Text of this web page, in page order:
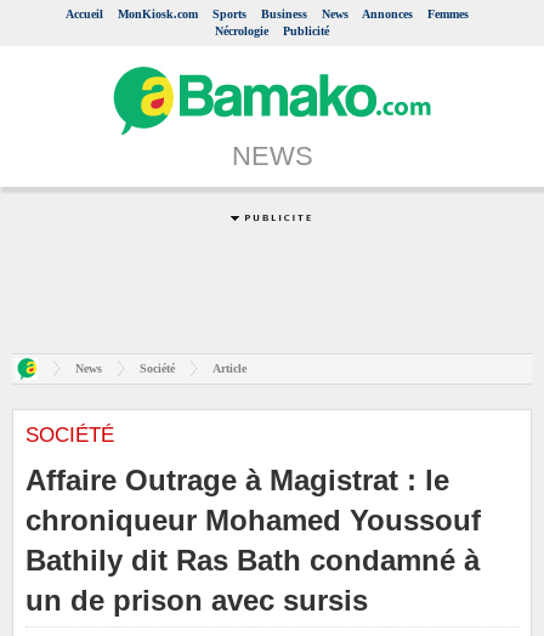
Accueil MonKiosk.com Sports Business News Annonces
Femmes
Nécrologie
Publicité
NEWS
News Société Article
SOCIÉTÉ
Affaire Outrage à Magistrat : le
chroniqueur Mohamed Youssouf
Bathily dit Ras Bath condamné à
un de prison avec sursis